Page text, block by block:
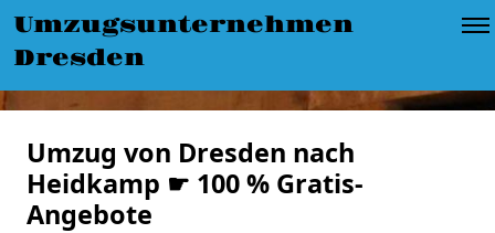
Umzugsunternehmen
Dresden
Umzug von Dresden nach
Heidkamp ☛ 100 % Gratis-
Angebote